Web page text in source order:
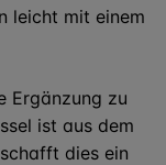
leicht mit einem
Ergänzung zu
ist aus dem
dies ein